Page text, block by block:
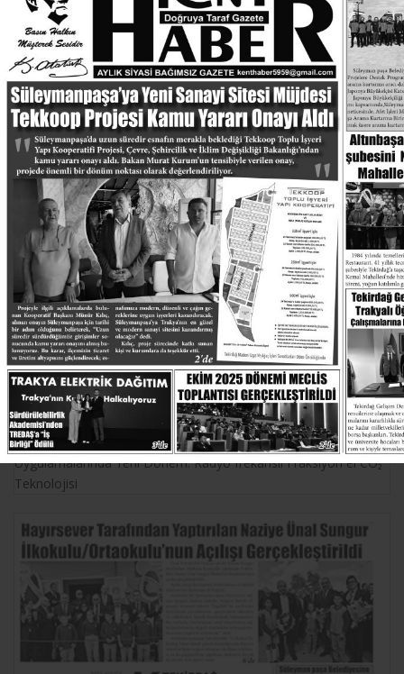
Mehmet Şen
19. Yıla Merhaba: Dürüstlükle Geçen Bir Ömür
Neval Kütük Değişim Uzmanı
İLİŞKİ GİZEMİ
Doç. Dr. Ergül HALİSÇELİK
Büyüyoruz ama kalkınıyor muyuz? Türkiye'nin beşeri
sermaye gerçeği
Hüseyin BİLGİN (Vergi Müfettişi-Ankara)
RESMİ GELİRİYLE ÖRTÜŞMEYEN LÜKS
HARCAMALAR
Op. Dr. Atakan Eren Üroloji Uzmanı –
Medikal Estetik
Kadınlarda İdrar Kaçırma ve Genital Bölge Estetik
Uygulamalarında Yeni Dönem: Radyo frekanslı Fraksiyon el CO₂
Teknolojisi